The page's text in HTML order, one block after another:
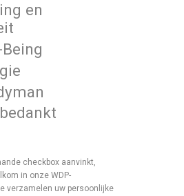
en
checkbox aanvinkt,
in onze WDP-
verzamelen uw persoonlijke